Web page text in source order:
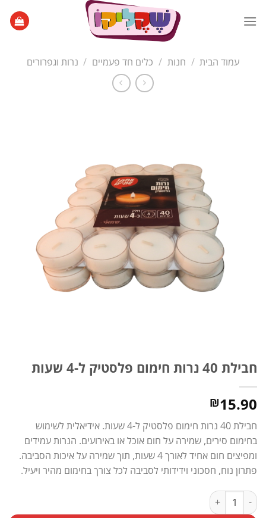
עמוד הבית / חנות / כלים חד פעמיים / נרות וגפרורים
חבילת 40 נרות חימום פלסטיק ל-4 שעות
₪15.90
חבילת 40 נרות חימום פלסטיק ל-4 שעות. אידיאלית לשימוש
בחימום סירים, שמירה על חום אוכל או באירועים. הנרות עמידים
ומפיצים חום אחיד לאורך 4 שעות, תוך שמירה על איכות הסביבה.
פתרון נוח, חסכוני וידידותי לסביבה לכל צורך בחימום מהיר ויעיל.
כמות של חבילת 40 נרות חימום פלסטיק ל-4 שעות